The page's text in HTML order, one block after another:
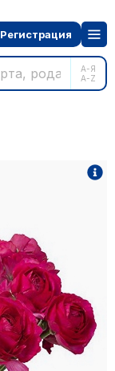
А-Я
A-Z
Регистрация